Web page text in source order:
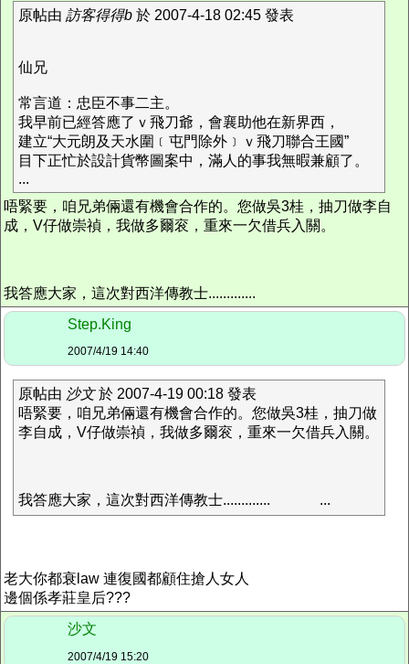
原帖由 訪客得得b 於 2007-4-18 02:45 發表
仙兄
常言道：忠臣不事二主。
我早前已經答應了ｖ飛刀爺，會襄助他在新界西，
建立“大元朗及天水圍﹝屯門除外﹞ｖ飛刀聯合王國”
目下正忙於設計貨幣圖案中，滿人的事我無暇兼顧了。
...
唔緊要，咱兄弟倆還有機會合作的。您做吳3桂，抽刀做李自
成，V仔做崇禎，我做多爾衮，重來一欠借兵入關。
我答應大家，這次對西洋傳教士.............
Step.King
2007/4/19 14:40
原帖由 沙文於 2007-4-19 00:18 發表
唔緊要，咱兄弟倆還有機會合作的。您做吳3桂，抽刀做
李自成，V仔做崇禎，我做多爾衮，重來一欠借兵入關。
我答應大家，這次對西洋傳教士............. ...
老大你都衰law 連復國都顧住搶人女人
邊個係孝莊皇后???
沙文
2007/4/19 15:20